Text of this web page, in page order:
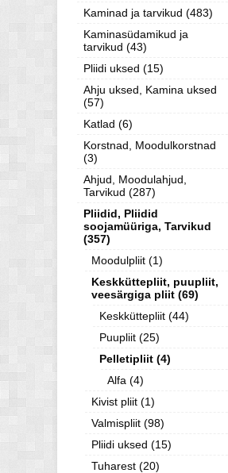
Kaminad ja tarvikud (483)
Kaminasüdamikud ja
tarvikud (43)
Pliidi uksed (15)
Ahju uksed, Kamina uksed
(57)
Katlad (6)
Korstnad, Moodulkorstnad
(3)
Ahjud, Moodulahjud,
Tarvikud (287)
Pliidid, Pliidid
soojamüüriga, Tarvikud
(357)
Moodulpliit (1)
Keskküttepliit, puupliit,
veesärgiga pliit (69)
Keskküttepliit (44)
Puupliit (25)
Pelletipliit (4)
Alfa (4)
Kivist pliit (1)
Valmispliit (98)
Pliidi uksed (15)
Tuharest (20)